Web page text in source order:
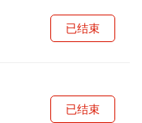
已结束
已结束